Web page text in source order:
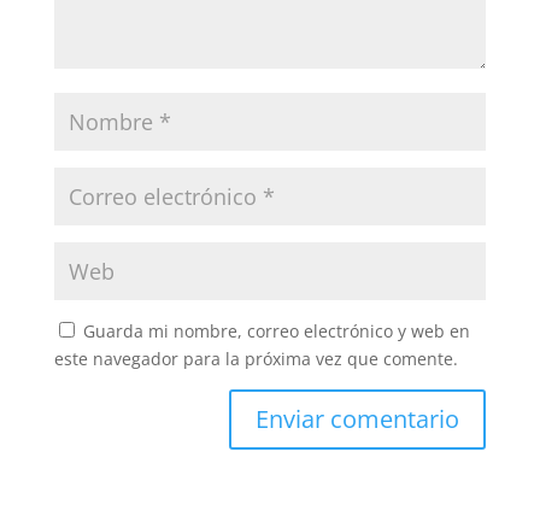
Guarda mi nombre, correo electrónico y web en
este navegador para la próxima vez que comente.